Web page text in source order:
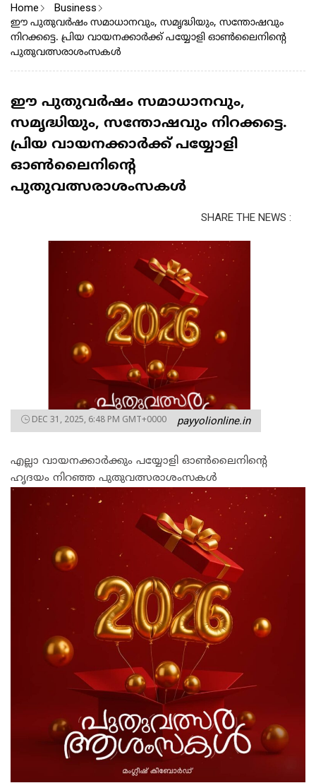
Home Business
ഈ പുതുവർഷം സമാധാനവും, സമൃദ്ധിയും, സന്തോഷവും
നിറക്കട്ടെ. പ്രിയ വായനക്കാർക്ക് പയ്യോളി ഓൺലൈനിന്റെ
പുതുവത്സരാശംസകൾ
ഈ പുതുവർഷം സമാധാനവും,
സമൃദ്ധിയും, സന്തോഷവും നിറക്കട്ടെ.
പ്രിയ വായനക്കാർക്ക് പയ്യോളി
ഓൺലൈനിന്റെ
പുതുവത്സരാശംസകൾ
SHARE THE NEWS :
DEC 31, 2025, 6:48 PM GMT+0000 payyolionline.in
എല്ലാ വായനക്കാർക്കും പയ്യോളി ഓൺലൈനിന്റെ
ഹൃദയം നിറഞ്ഞ പുതുവത്സരാശംസകൾ